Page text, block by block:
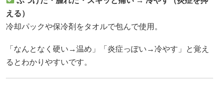
える）
冷却パックや保冷剤をタオルで包んで使用。
「なんとなく硬い→温め」「炎症っぽい→冷やす」と覚え
るとわかりやすいです。